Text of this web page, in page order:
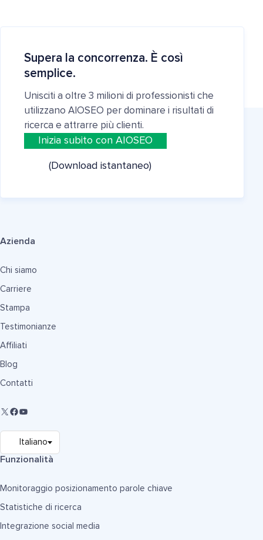
Supera la concorrenza. È così
semplice.
Unisciti a oltre 3 milioni di professionisti che
utilizzano AIOSEO per dominare i risultati di
ricerca e attrarre più clienti.
Inizia subito con AIOSEO
(Download istantaneo)
Azienda
Chi siamo
Carriere
Stampa
Testimonianze
Affiliati
Blog
Contatti
Funzionalità
Monitoraggio posizionamento parole chiave
Statistiche di ricerca
Integrazione social media